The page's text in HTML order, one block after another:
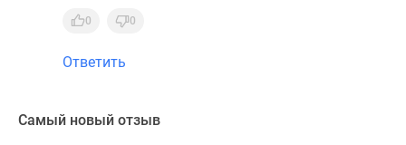
0 0
Ответить
Самый новый отзыв